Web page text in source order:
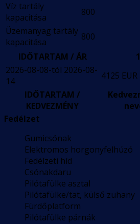
Víz tartály
kapacitása
800
Üzemanyag tartály
kapacitása
800
IDŐTARTAM / ÁR
2026-08-08-tól 2026-08-
14
4125 EUR
IDŐTARTAM /
KEDVEZMÉNY
Fedélzet
Gumicsónak
Elektromos horgonyfelhúzó
Fedélzeti híd
Csónakdaru
Pilótafülke asztal
Pilótafülke/tat, külső zuhany
Fürdőplatform
Pilótafülke párnák